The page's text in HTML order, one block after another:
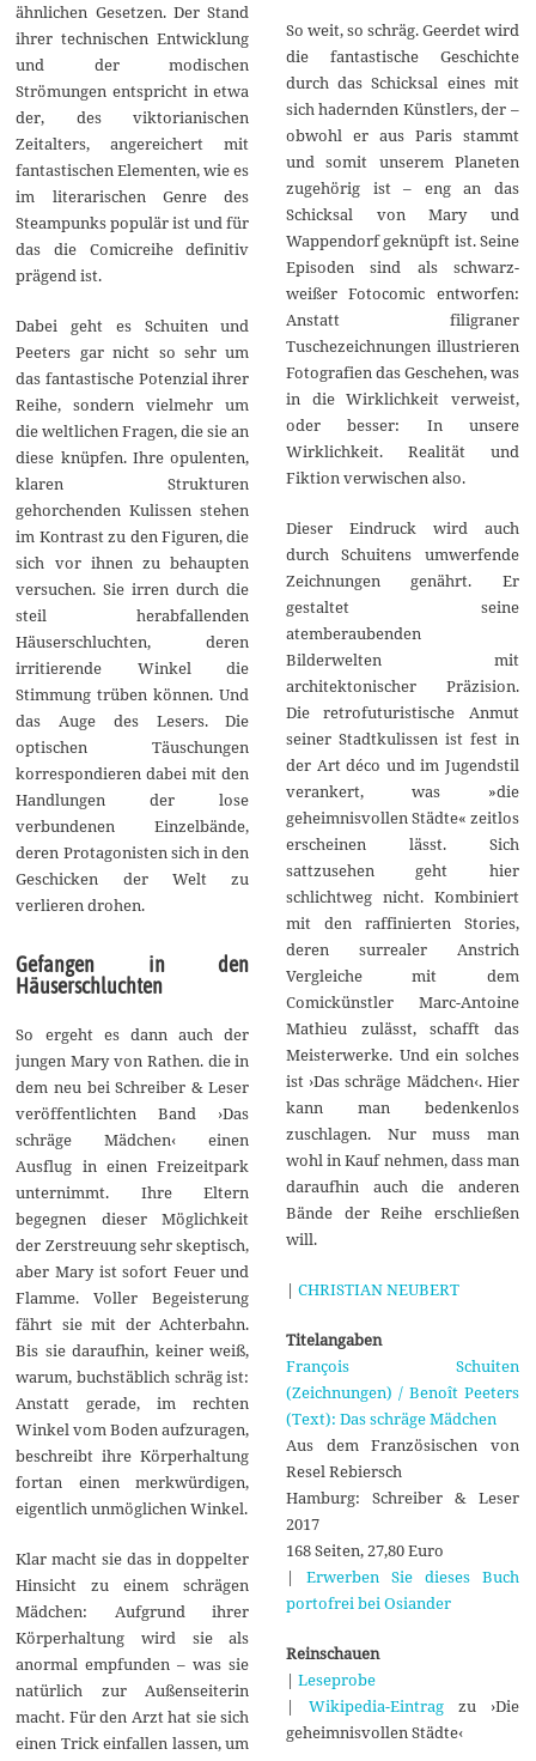
ähnlichen Gesetzen. Der Stand
ihrer technischen Entwicklung
und der modischen
Strömungen entspricht in etwa
der, des viktorianischen
Zeitalters, angereichert mit
fantastischen Elementen, wie es
im literarischen Genre des
Steampunks populär ist und für
das die Comicreihe definitiv
prägend ist.
Dabei geht es Schuiten und
Peeters gar nicht so sehr um
das fantastische Potenzial ihrer
Reihe, sondern vielmehr um
die weltlichen Fragen, die sie an
diese knüpfen. Ihre opulenten,
klaren Strukturen
gehorchenden Kulissen stehen
im Kontrast zu den Figuren, die
sich vor ihnen zu behaupten
versuchen. Sie irren durch die
steil herabfallenden
Häuserschluchten, deren
irritierende Winkel die
Stimmung trüben können. Und
das Auge des Lesers. Die
optischen Täuschungen
korrespondieren dabei mit den
Handlungen der lose
verbundenen Einzelbände,
deren Protagonisten sich in den
Geschicken der Welt zu
verlieren drohen.
Gefangen in den
Häuserschluchten
So ergeht es dann auch der
jungen Mary von Rathen. die in
dem neu bei Schreiber & Leser
veröffentlichten Band ›Das
schräge Mädchen‹ einen
Ausflug in einen Freizeitpark
unternimmt. Ihre Eltern
begegnen dieser Möglichkeit
der Zerstreuung sehr skeptisch,
aber Mary ist sofort Feuer und
Flamme. Voller Begeisterung
fährt sie mit der Achterbahn.
Bis sie daraufhin, keiner weiß,
warum, buchstäblich schräg ist:
Anstatt gerade, im rechten
Winkel vom Boden aufzuragen,
beschreibt ihre Körperhaltung
fortan einen merkwürdigen,
eigentlich unmöglichen Winkel.
Klar macht sie das in doppelter
Hinsicht zu einem schrägen
Mädchen: Aufgrund ihrer
Körperhaltung wird sie als
anormal empfunden – was sie
natürlich zur Außenseiterin
macht. Für den Arzt hat sie sich
einen Trick einfallen lassen, um
So weit, so schräg. Geerdet wird
die fantastische Geschichte
durch das Schicksal eines mit
sich hadernden Künstlers, der –
obwohl er aus Paris stammt
und somit unserem Planeten
zugehörig ist – eng an das
Schicksal von Mary und
Wappendorf geknüpft ist. Seine
Episoden sind als schwarz-
weißer Fotocomic entworfen:
Anstatt filigraner
Tuschezeichnungen illustrieren
Fotografien das Geschehen, was
in die Wirklichkeit verweist,
oder besser: In unsere
Wirklichkeit. Realität und
Fiktion verwischen also.
Dieser Eindruck wird auch
durch Schuitens umwerfende
Zeichnungen genährt. Er
gestaltet seine
atemberaubenden
Bilderwelten mit
architektonischer Präzision.
Die retrofuturistische Anmut
seiner Stadtkulissen ist fest in
der Art déco und im Jugendstil
verankert, was »die
geheimnisvollen Städte« zeitlos
erscheinen lässt. Sich
sattzusehen geht hier
schlichtweg nicht. Kombiniert
mit den raffinierten Stories,
deren surrealer Anstrich
Vergleiche mit dem
Comickünstler Marc-Antoine
Mathieu zulässt, schafft das
Meisterwerke. Und ein solches
ist ›Das schräge Mädchen‹. Hier
kann man bedenkenlos
zuschlagen. Nur muss man
wohl in Kauf nehmen, dass man
daraufhin auch die anderen
Bände der Reihe erschließen
will.
| CHRISTIAN NEUBERT
Titelangaben
François Schuiten
(Zeichnungen) / Benoît Peeters
(Text): Das schräge Mädchen
Aus dem Französischen von
Resel Rebiersch
Hamburg: Schreiber & Leser
2017
168 Seiten, 27,80 Euro
| Erwerben Sie dieses Buch
portofrei bei Osiander
Reinschauen
| Leseprobe
| Wikipedia-Eintragzu ›Die
geheimnisvollen Städte‹